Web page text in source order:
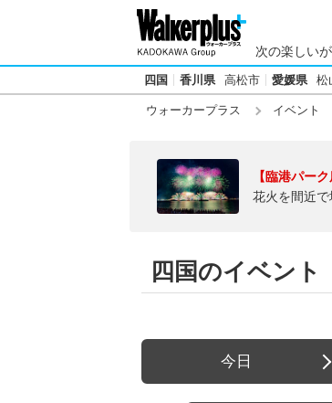
次の楽しいが
四国 香川県 高松市 愛媛県 松
ウォーカープラス イベント
【臨港パー
花火を間近
四国のイベント
今日